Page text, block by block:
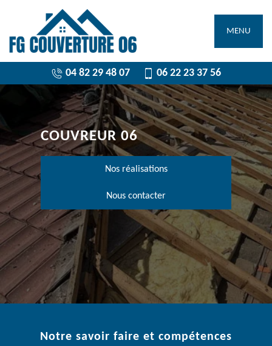
MENU
04 82 29 48 07 06 22 23 37 56
COUVREUR 06
Nos réalisations
Nous contacter
Notre savoir faire et compétences